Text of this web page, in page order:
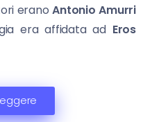
eranoAntonio Amurri
era affidata ad Eros